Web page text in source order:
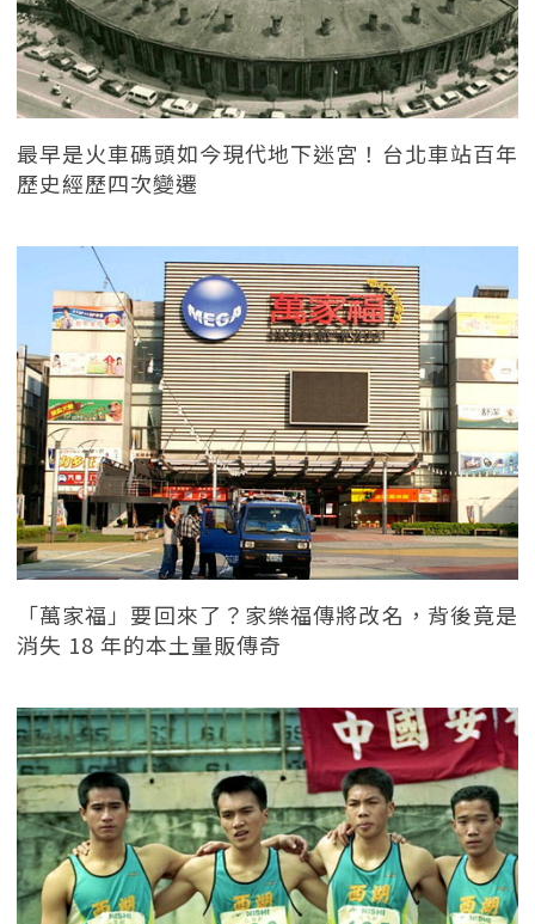
最早是火車碼頭如今現代地下迷宮！台北車站百年
歷史經歷四次變遷
「萬家福」要回來了？家樂福傳將改名，背後竟是
消失 18 年的本土量販傳奇